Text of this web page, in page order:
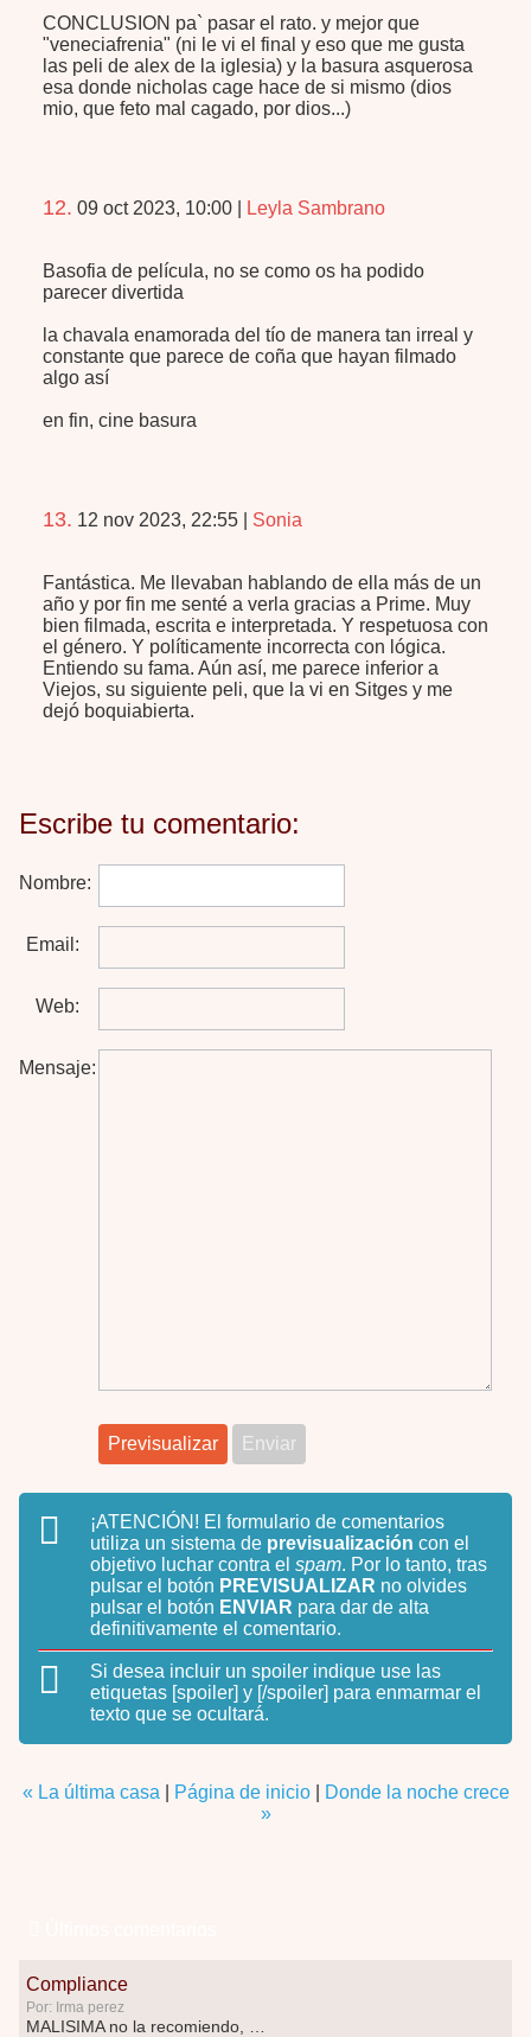
CONCLUSION pa` pasar el rato. y mejor que
"veneciafrenia" (ni le vi el final y eso que me gusta
las peli de alex de la iglesia) y la basura asquerosa
esa donde nicholas cage hace de si mismo (dios
mio, que feto mal cagado, por dios...)
12. 09 oct 2023, 10:00 Leyla Sambrano
Basofia de película, no se como os ha podido
parecer divertida
la chavala enamorada del tío de manera tan irreal y
constante que parece de coña que hayan filmado
algo así
en fin, cine basura
13. 12 nov 2023, 22:55 Sonia
Fantástica. Me llevaban hablando de ella más de un
año y por fin me senté a verla gracias a Prime. Muy
bien filmada, escrita e interpretada. Y respetuosa con
el género. Y políticamente incorrecta con lógica.
Entiendo su fama. Aún así, me parece inferior a
Viejos, su siguiente peli, que la vi en Sitges y me
dejó boquiabierta.
Escribe tu comentario:
Nombre:
Email:
Web:
Mensaje:
¡ATENCIÓN! El formulario de comentarios
utiliza un sistema de previsualización con el
objetivo luchar contra el spam. Por lo tanto, tras
pulsar el botón PREVISUALIZAR no olvides
pulsar el botón ENVIAR para dar de alta
definitivamente el comentario.
Si desea incluir un spoiler indique use las
etiquetas [spoiler] y [/spoiler] para enmarmar el
texto que se ocultará.
« La última casa Página de inicio|
Donde la noche crece
»
Compliance
Por: Irma perez
MALISIMA no la recomiendo, …